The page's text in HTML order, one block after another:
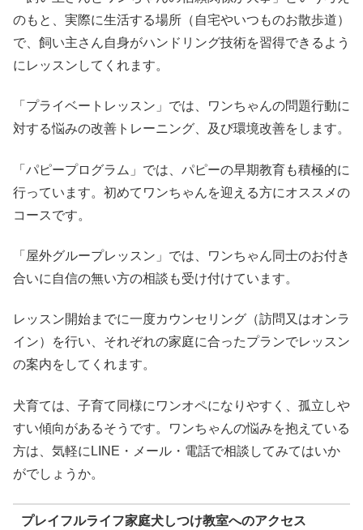
のもと、実際に生活する場所（自宅やいつものお散歩道）
で、飼い主さん自身がハンドリング技術を習得できるよう
にレッスンしてくれます。
「プライベートレッスン」では、ワンちゃんの問題行動に
対する悩みの改善トレーニング、及び環境改善をします。
「パピープログラム」では、パピーの早期教育も積極的に
行っています。初めてワンちゃんを迎える方にオススメの
コースです。
「屋外グループレッスン」では、ワンちゃん同士のお付き
合いに自信の無い方の相談も受け付けています。
レッスン開始までに一度カウンセリング（訪問又はオンラ
イン）を行い、それぞれの家庭に合ったプランでレッスン
の案内をしてくれます。
犬育ては、子育て同様にワンオペになりやすく、孤立しや
すい傾向があるそうです。ワンちゃんの悩みを抱えている
方は、気軽にLINE・メール・電話で相談してみてはいか
がでしょうか。
プレイフルライフ家庭犬しつけ教室へのアクセス